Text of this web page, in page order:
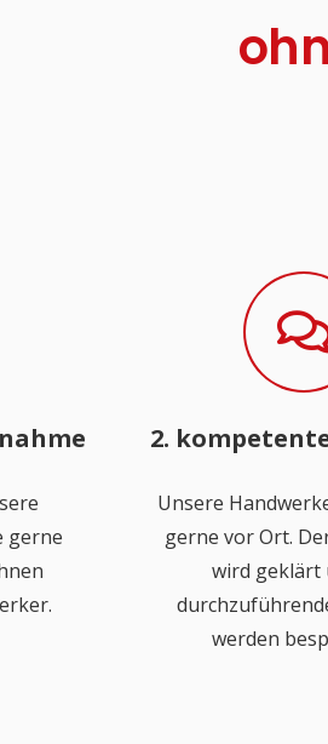
gerne
2.
Unsere
gerne vor Ort.
wird geklärt
werden